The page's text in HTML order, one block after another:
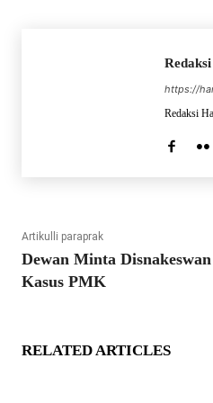
Redaksi
https://
Redaksi
Artikulli paraprak
Dewan Minta
Kasus PMK
RELATED ARTICLES